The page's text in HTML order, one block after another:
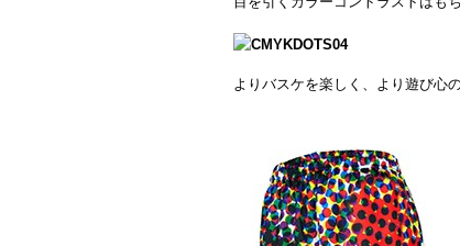
よりバスケを楽しく、より遊び心